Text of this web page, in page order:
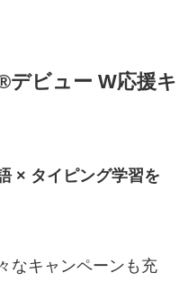
デビュー W応援キ
× タイピング学習を
なキャンペーンも充